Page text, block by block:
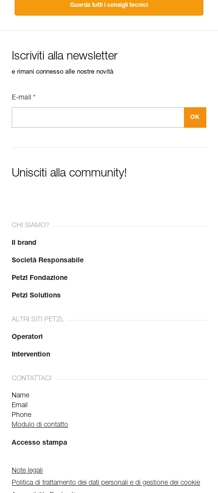
Guarda tutti i consigli tecnici
Iscriviti alla newsletter
e rimani connesso alle nostre novità
E-mail *
Unisciti alla community!
CHI SIAMO?
Il brand
Società Responsabile
Petzl Fondazione
Petzl Solutions
ALTRI SITI PETZL
Operatori
Intervention
CONTATTACI
Name
Email
Phone
Modulo di contatto
Accesso stampa
Note legali
Politica di trattamento dei dati personali e di gestione dei cookie